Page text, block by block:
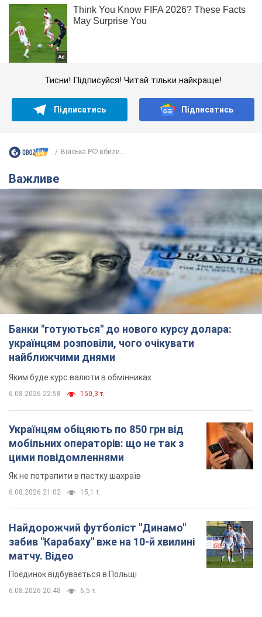
Тисни! Підписуйся! Читай тільки найкраще!
Підписатись Підписатись
Війська РФ вбили...
Важливе
Банки "готуються" до нового курсу долара:
українцям розповіли, чого очікувати
найближчими днями
Яким буде курс валюти в обмінниках
6.08.2026 22:58 150,3 т.
Українцям обіцяють по 850 грн від
мобільних операторів: що не так з
цими повідомленнями
Як не потрапити в пастку шахраїв
6.08.2026 21:02 15,1 т.
Найдорожчий футболіст "Динамо"
забив "Карабаху" вже на 10-й хвилині
матчу. Відео
Поєдинок відбувається в Польщі
6.08.2026 20:48 6,5 т.